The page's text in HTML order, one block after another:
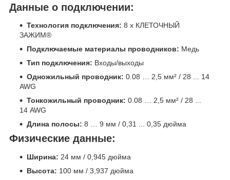
Данные о подключении:
Технология подключения: 8 х КЛЕТОЧНЫЙ
ЗАЖИМ®
Подключаемые материалы проводников: Медь
Тип подключения: Входы/выходы
Одножильный проводник: 0.08 … 2,5 мм² / 28 ... 14
AWG
Тонкожильный проводник: 0.08 … 2,5 мм² / 28 ...
14 AWG
Длина полосы: 8 … 9 мм / 0,31 ... 0,35 дюйма
Физические данные:
Ширина: 24 мм / 0,945 дюйма
Высота: 100 мм / 3,937 дюйма